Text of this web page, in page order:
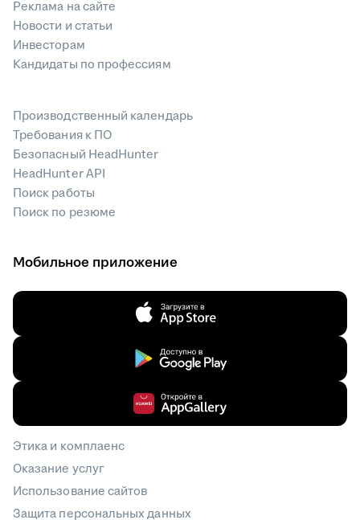
Реклама на сайте
Новости и статьи
Инвесторам
Кандидаты по профессиям
Производственный календарь
Требования к ПО
Безопасный HeadHunter
HeadHunter API
Поиск работы
Поиск по резюме
Мобильное приложение
Этика и комплаенс
Оказание услуг
Использование сайтов
Защита персональных данных